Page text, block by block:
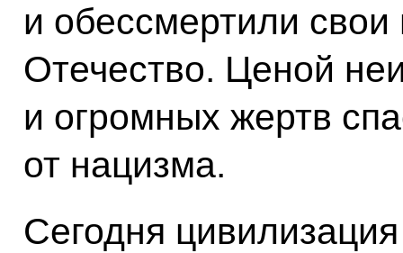
и обессмертили свои
Отечество. Ценой
и огромных жертв
от нацизма.
Сегодня